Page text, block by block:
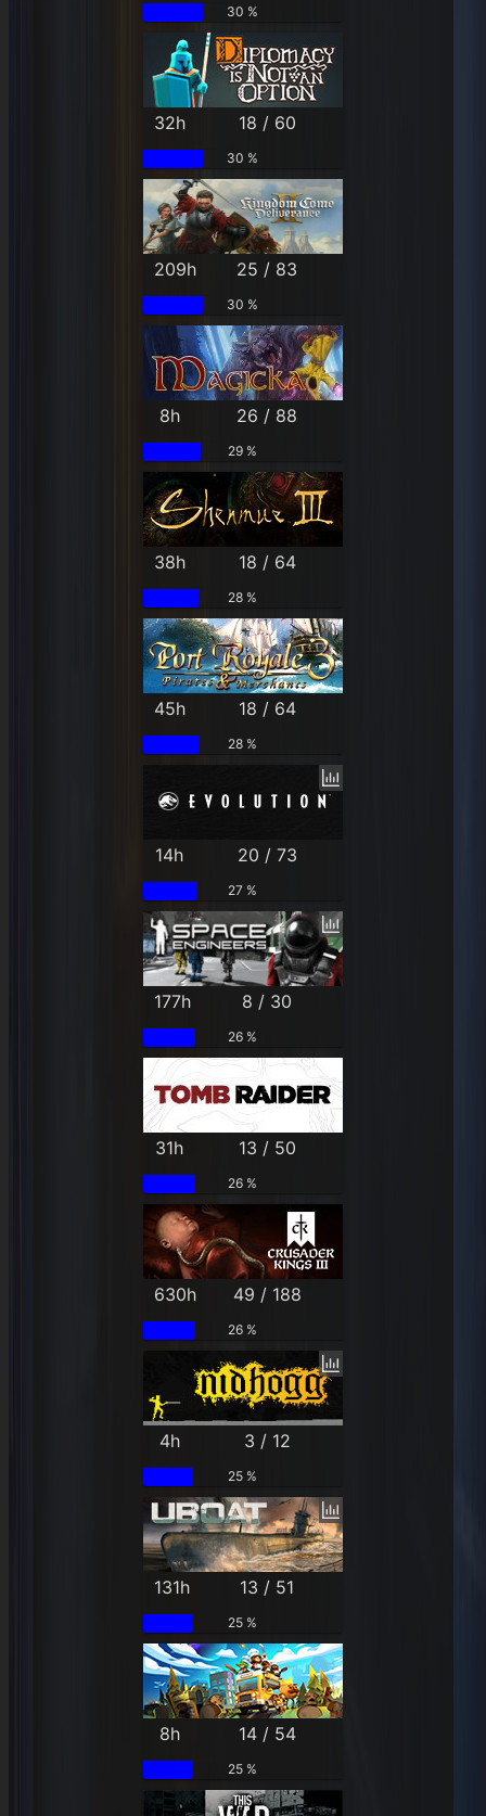
30 %
32h 18 / 60
30 %
209h 25 / 83
30 %
8h 26 / 88
29 %
38h 18 / 64
28 %
45h 18 / 64
28 %
14h 20 / 73
27 %
177h 8 / 30
26 %
31h 13 / 50
26 %
630h 49 / 188
26 %
4h 3 / 12
25 %
131h 13 / 51
25 %
8h 14 / 54
25 %